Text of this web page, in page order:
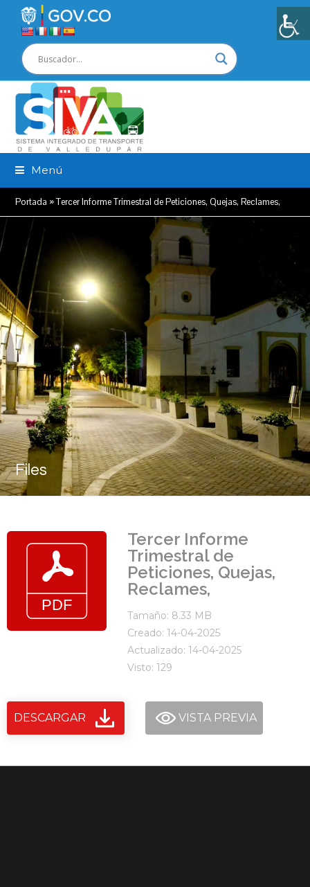
Menú
Portada »Tercer Informe Trimestral de Peticiones, Quejas, Reclames,
Files
Tercer Informe
Trimestral de
Peticiones, Quejas,
Reclames,
Tamaño: 8.33 MB
Creado: 14-04-2025
Actualizado: 14-04-2025
Visto: 129
DESCARGAR VISTA PREVIA